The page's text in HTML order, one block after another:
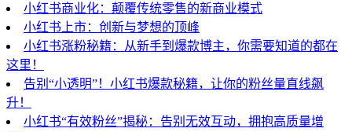
小红书商业化：颠覆传统零售的新商业模式
小红书上市：创新与梦想的顶峰
小红书涨粉秘籍：从新手到爆款博主，你需要知道的都在
这里！
告别“小透明”！小红书爆款秘籍，让你的粉丝量直线飙
升！
小红书“有效粉丝”揭秘：告别无效互动，拥抱高质量增